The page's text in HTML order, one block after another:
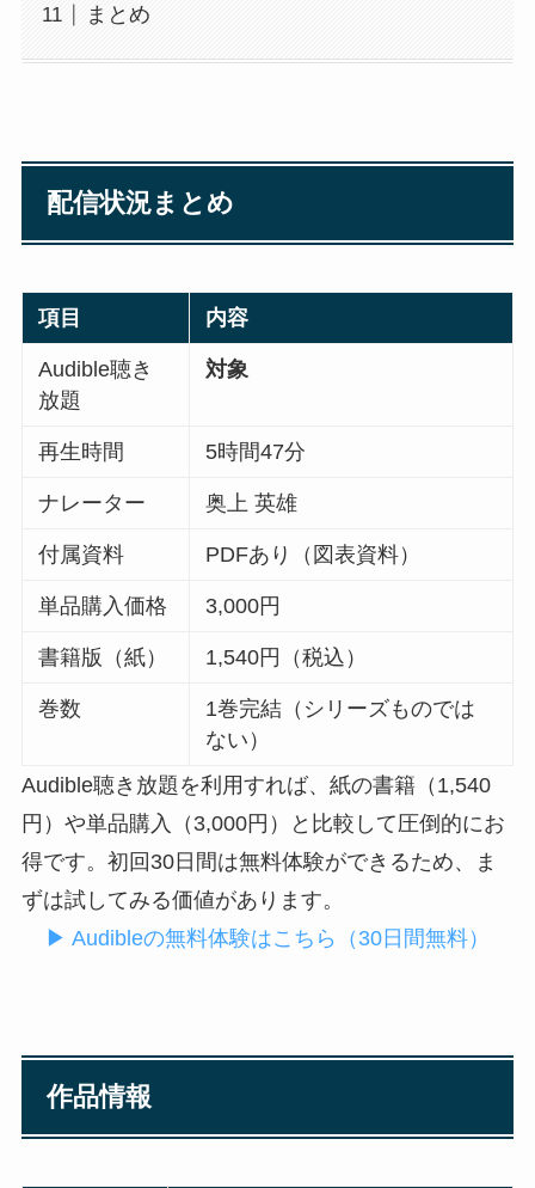
まとめ
配信状況まとめ
項目 内容
Audible聴き
放題
対象
再生時間 5時間47分
ナレーター 奥上 英雄
付属資料 PDFあり（図表資料）
単品購入価格 3,000円
書籍版（紙） 1,540円（税込）
巻数
1巻完結（シリーズものでは
ない）
Audible聴き放題を利用すれば、紙の書籍（1,540
円）や単品購入（3,000円）と比較して圧倒的にお
得です。初回30日間は無料体験ができるため、ま
ずは試してみる価値があります。
▶ Audibleの無料体験はこちら（30日間無料）
作品情報